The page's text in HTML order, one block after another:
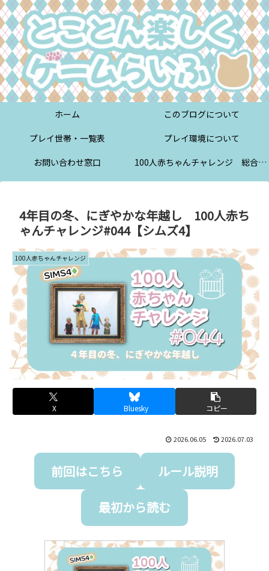
ホーム
このブログについて
プレイ世帯・一覧表
プレイ環境について
お問い合わせ窓口
100人赤ちゃんチャレンジ 総合案内
4年目の冬、にぎやかな年越し 100人赤ち
ゃんチャレンジ#044【シムズ4】
100人赤ちゃんチャレンジ
X Bluesky コピー
2026.06.05 2026.07.03
前回はこちら ルール説明
最初から読む